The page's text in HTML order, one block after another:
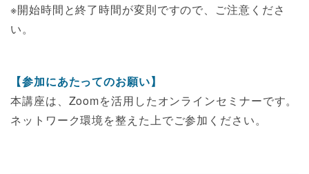
※開始時間と終了時間が変則ですので、ご注意くださ
い。
【参加にあたってのお願い】
本講座は、Zoomを活用したオンラインセミナーです。
ネットワーク環境を整えた上でご参加ください。